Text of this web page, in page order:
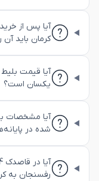
آیا پس از
کرمان باید آن
آیا قیمت بلیط
یکسان است؟
آیا مشخصات
شده در
رفسنجان به